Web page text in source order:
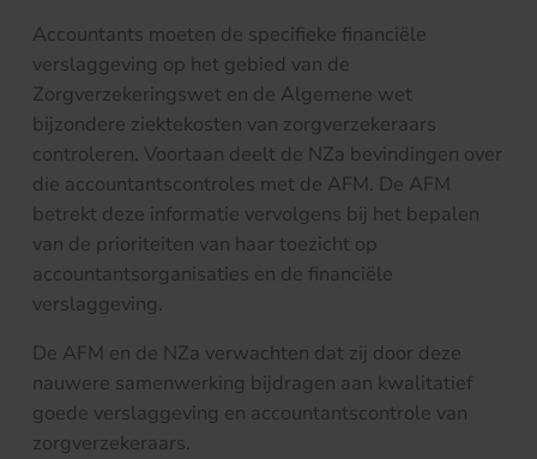
Accountants moeten de specifieke financiële
verslaggeving op het gebied van de
Zorgverzekeringswet en de Algemene wet
bijzondere ziektekosten van zorgverzekeraars
controleren. Voortaan deelt de NZa bevindingen over
die accountantscontroles met de AFM. De AFM
betrekt deze informatie vervolgens bij het bepalen
van de prioriteiten van haar toezicht op
accountantsorganisaties en de financiële
verslaggeving.
De AFM en de NZa verwachten dat zij door deze
nauwere samenwerking bijdragen aan kwalitatief
goede verslaggeving en accountantscontrole van
zorgverzekeraars.